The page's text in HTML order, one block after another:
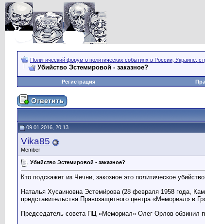
Политический форум о политических событиях в России, Украине,
Убийство Эстемировой - заказное?
Регистрация
09.01.2016, 20:13
Vika85
Member
Убийство Эстемировой - заказное?
Кто подскажет из Чечни, закозное это политическое
Наталья Хусаиновна Эстеми́рова (28 февраля 1958 года,
представительства Правозащитного центра «Мемориал» в
Председатель совета ПЦ «Мемориал» Олег Орлов обвинил